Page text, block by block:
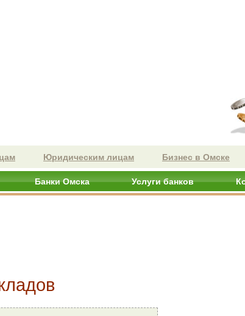
Юридическим лицам Бизнес в Омске
Банки Омска Услуги банков